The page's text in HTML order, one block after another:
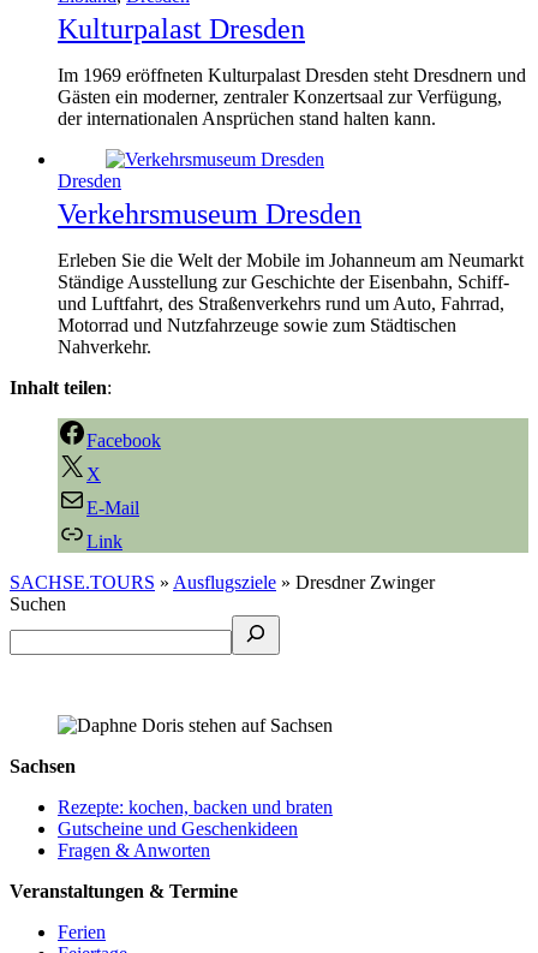
Kulturpalast Dresden
Im 1969 eröffneten Kulturpalast Dresden steht Dresdnern und
Gästen ein moderner, zentraler Konzertsaal zur Verfügung,
der internationalen Ansprüchen stand halten kann.
Dresden
Verkehrsmuseum Dresden
Erleben Sie die Welt der Mobile im Johanneum am Neumarkt
Ständige Ausstellung zur Geschichte der Eisenbahn, Schiff-
und Luftfahrt, des Straßenverkehrs rund um Auto, Fahrrad,
Motorrad und Nutzfahrzeuge sowie zum Städtischen
Nahverkehr.
Inhalt teilen:
Facebook
X
E-Mail
Link
SACHSE.TOURS » Ausflugsziele » Dresdner Zwinger
Suchen
Sachsen
Rezepte: kochen, backen und braten
Gutscheine und Geschenkideen
Fragen & Anworten
Veranstaltungen & Termine
Ferien